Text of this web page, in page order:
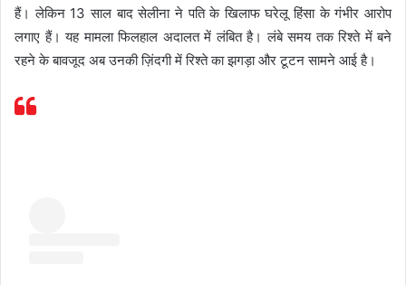
हैं। लेकिन 13 साल बाद सेलीना ने पति के खिलाफ घरेलू हिंसा के गंभीर आरोप
लगाए हैं। यह मामला फिलहाल अदालत में लंबित है। लंबे समय तक रिश्ते में बने
रहने के बावजूद अब उनकी ज़िंदगी में रिश्ते का झगड़ा और टूटन सामने आई है।